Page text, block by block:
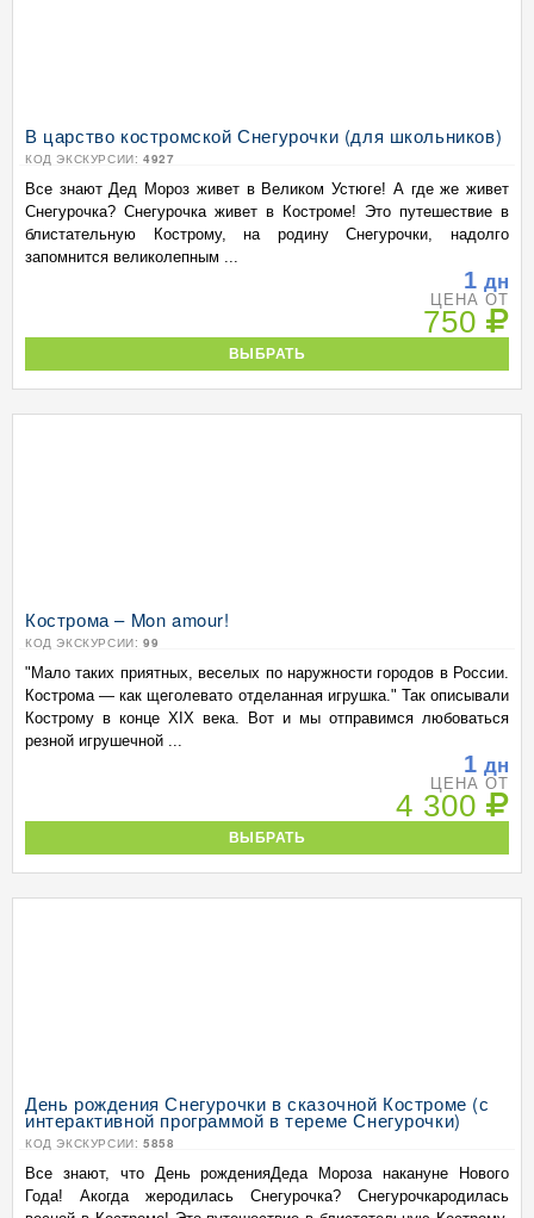
В царство костромской Снегурочки (для школьников)
КОД ЭКСКУРСИИ: 4927
Все знают Дед Мороз живет в Великом Устюге! А где же живет
Снегурочка? Снегурочка живет в Костроме! Это путешествие в
блистательную Кострому, на родину Снегурочки, надолго
запомнится великолепным ...
1 дн
ЦЕНА ОТ
750
ВЫБРАТЬ
Кострома – Mon amour!
КОД ЭКСКУРСИИ: 99
"Мало таких приятных, веселых по наружности городов в России.
Кострома — как щеголевато отделанная игрушка." Так описывали
Кострому в конце XIX века. Вот и мы отправимся любоваться
резной игрушечной ...
1 дн
ЦЕНА ОТ
4 300
ВЫБРАТЬ
День рождения Снегурочки в сказочной Костроме (с
интерактивной программой в тереме Снегурочки)
КОД ЭКСКУРСИИ: 5858
Все знают, что День рожденияДеда Мороза накануне Нового
Года! Акогда жеродилась Снегурочка? Снегурочкародилась